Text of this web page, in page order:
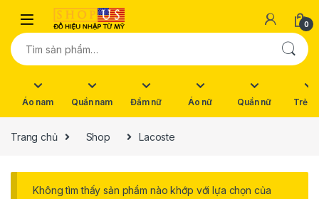
Skip to navigation
Skip to content
0
Tìm kiếm:
Áo nam Quần nam Đầm nữ Áo nữ Quần nữ Trẻ
Trang chủ Shop Lacoste
Không tìm thấy sản phẩm nào khớp với lựa chọn của